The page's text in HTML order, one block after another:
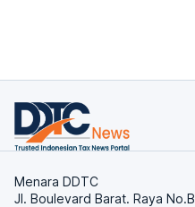
Menara DDTC
Jl. Boulevard Barat. Raya